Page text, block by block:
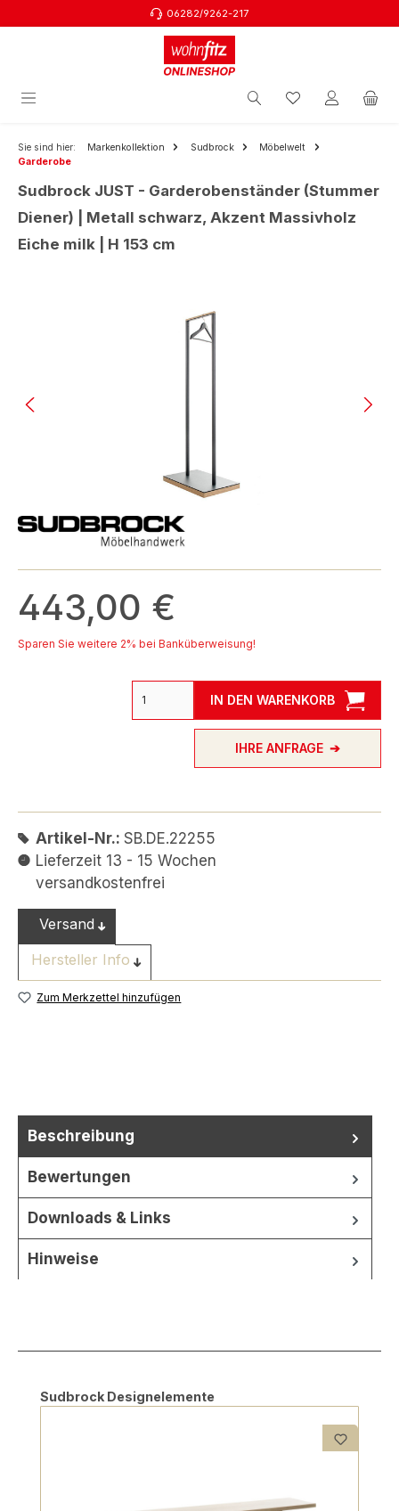
06282/9262-217
Sie sind hier: Markenkollektion Sudbrock
Möbelwelt
Garderobe
Sudbrock JUST - Garderobenständer (Stummer
Diener) | Metall schwarz, Akzent Massivholz
Eiche milk | H 153 cm
443,00 €
Sparen Sie weitere 2% bei Banküberweisung!
IN DEN WARENKORB
IHRE ANFRAGE
Artikel-Nr.: SB.DE.22255
Lieferzeit 13 - 15 Wochen
versandkostenfrei
Versand
Hersteller Info
Zum Merkzettel hinzufügen
Beschreibung
Bewertungen
Downloads & Links
Hinweise
Produktgalerie überspringen
Sudbrock Designelemente